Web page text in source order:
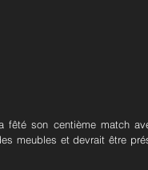
fêté son centième match
meubles et devrait être